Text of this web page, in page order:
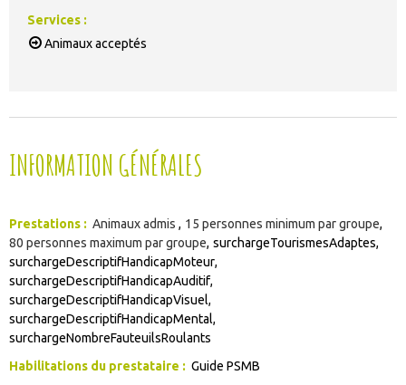
Services :
Animaux acceptés
INFORMATION GÉNÉRALES
Prestations : Animaux admis 15 personnes minimum par groupe
80 personnes maximum par groupe surchargeTourismesAdaptes
surchargeDescriptifHandicapMoteur
surchargeDescriptifHandicapAuditif
surchargeDescriptifHandicapVisuel
surchargeDescriptifHandicapMental
surchargeNombreFauteuilsRoulants
Habilitations du prestataire : Guide PSMB